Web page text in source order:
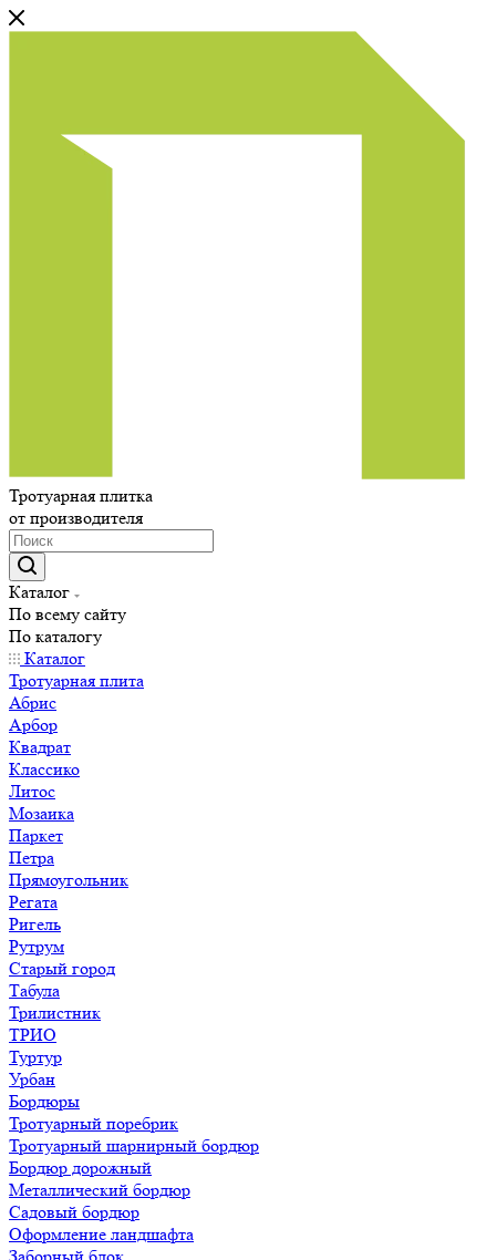
Тротуарная плитка
от производителя
Каталог
По всему сайту
По каталогу
Каталог
Тротуарная плита
Абрис
Арбор
Квадрат
Классико
Литос
Мозаика
Паркет
Петра
Прямоугольник
Регата
Ригель
Рутрум
Старый город
Табула
Трилистник
ТРИО
Туртур
Урбан
Бордюры
Тротуарный поребрик
Тротуарный шарнирный бордюр
Бордюр дорожный
Металлический бордюр
Садовый бордюр
Оформление ландшафта